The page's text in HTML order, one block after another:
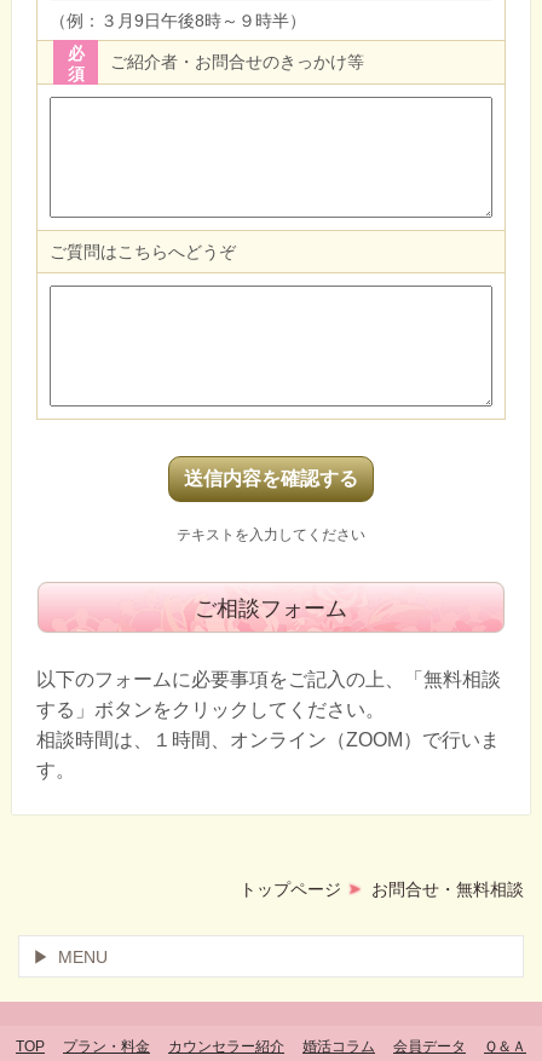
（例：３月9日午後8時～９時半）
ご紹介者・お問合せのきっかけ等
必
須
ご質問はこちらへどうぞ
テキストを入力してください
ご相談フォーム
以下のフォームに必要事項をご記入の上、「無料相談
する」ボタンをクリックしてください。
相談時間は、１時間、オンライン（ZOOM）で行いま
す。
トップページ お問合せ・無料相談
MENU
TOP プラン・料金 カウンセラー紹介 婚活コラム 会員データ Ｑ＆Ａ